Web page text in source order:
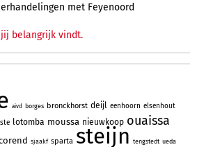
met Feyenoord
belangrijk vindt.
aivd borges bronckhorst deijl eenhoorn elsenhout
lotomba moussa nieuwkoop ouaissa
sjaakf sparta steijn tengstedt ueda